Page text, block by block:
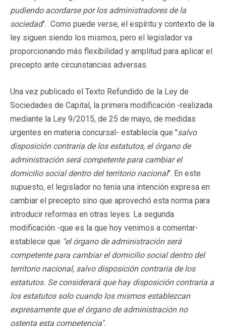
pudiendo acordarse por los administradores de la
sociedad". Como puede verse, el espíritu y contexto de la
ley siguen siendo los mismos, pero el legislador va
proporcionando más flexibilidad y amplitud para aplicar el
precepto ante circunstancias adversas.
Una vez publicado el Texto Refundido de la Ley de
Sociedades de Capital, la primera modificación -realizada
mediante la Ley 9/2015, de 25 de mayo, de medidas
urgentes en materia concursal- establecía que "salvo
disposición contraria de los estatutos, el órgano de
administración será competente para cambiar el
domicilio social dentro del territorio nacional". En este
supuesto, el legislador no tenía una intención expresa en
cambiar el precepto sino que aprovechó esta norma para
introducir reformas en otras leyes. La segunda
modificación -que es la que hoy venimos a comentar-
establece que "el órgano de administración será
competente para cambiar el domicilio social dentro del
territorio nacional, salvo disposición contraria de los
estatutos. Se considerará que hay disposición contraria a
los estatutos solo cuando los mismos establezcan
expresamente que el órgano de administración no
ostenta esta competencia".